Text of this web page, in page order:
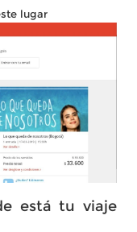
lugar
está tu viaje